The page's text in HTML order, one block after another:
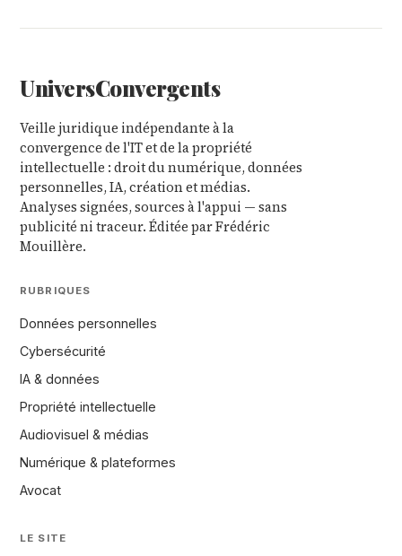
UniversConvergents
Veille juridique indépendante à la
convergence de l'IT et de la propriété
intellectuelle : droit du numérique, données
personnelles, IA, création et médias.
Analyses signées, sources à l'appui — sans
publicité ni traceur. Éditée par Frédéric
Mouillère.
RUBRIQUES
Données personnelles
Cybersécurité
IA & données
Propriété intellectuelle
Audiovisuel & médias
Numérique & plateformes
Avocat
LE SITE